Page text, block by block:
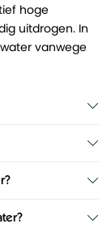
hoge
uitdrogen. In
vanwege